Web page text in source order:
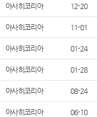
아사히코리아 12-20
아사히코리아 11-01
아사히코리아 01-24
아사히코리아 01-28
아사히코리아 08-24
아사히코리아 06-10